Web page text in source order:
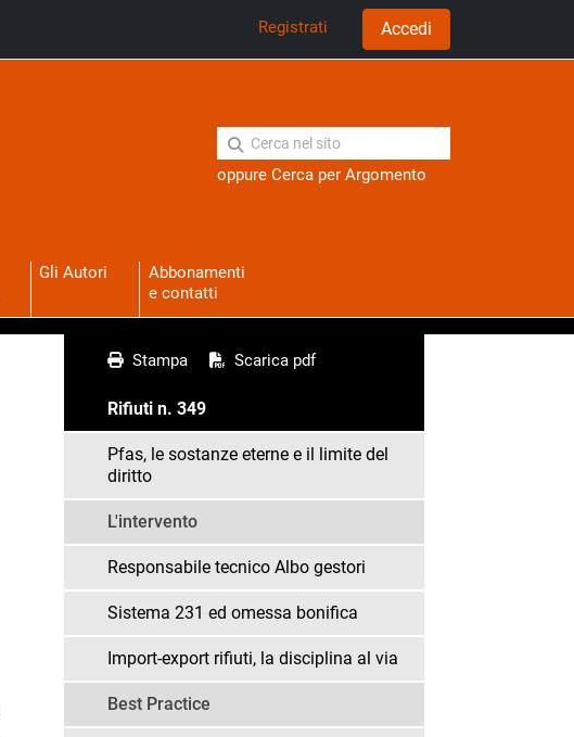
Registrati Accedi
oppure Cerca per Argomento
Gli Autori
Abbonamenti
e contatti
Stampa Scarica pdf
Rifiuti n. 349
Pfas, le sostanze eterne e il limite del
diritto
L'intervento
Responsabile tecnico Albo gestori
Sistema 231 ed omessa bonifica
Import-export rifiuti, la disciplina al via
Best Practice